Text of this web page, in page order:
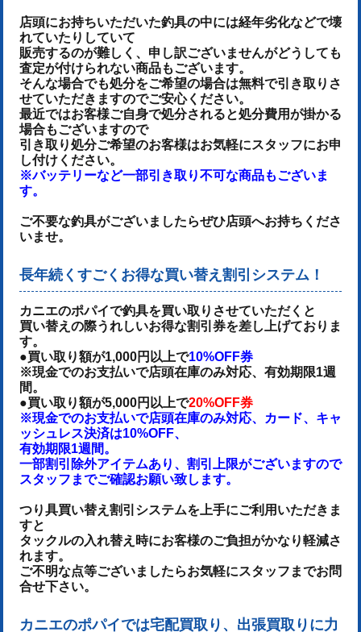
店頭にお持ちいただいた釣具の中には経年劣化などで壊
れていたりしていて
販売するのが難しく、申し訳ございませんがどうしても
査定が付けられない商品もございます。
そんな場合でも処分をご希望の場合は無料で引き取りさ
せていただきますのでご安心ください。
最近ではお客様ご自身で処分されると処分費用が掛かる
場合もございますので
引き取り処分ご希望のお客様はお気軽にスタッフにお申
し付けください。
※バッテリーなど一部引き取り不可な商品もございま
す。
ご不要な釣具がございましたらぜひ店頭へお持ちくださ
いませ。
長年続くすごくお得な買い替え割引システム！
カニエのポパイで釣具を買い取りさせていただくと
買い替えの際うれしいお得な割引券を差し上げておりま
す。
●買い取り額が1,000円以上で10%OFF券
※現金でのお支払いで店頭在庫のみ対応、有効期限1週
間。
●買い取り額が5,000円以上で20%OFF券
※現金でのお支払いで店頭在庫のみ対応、カード、キャ
ッシュレス決済は10%OFF、
有効期限1週間。
一部割引除外アイテムあり、割引上限がございますので
スタッフまでご確認お願い致します。
つり具買い替え割引システムを上手にご利用いただきま
すと
タックルの入れ替え時にお客様のご負担がかなり軽減さ
れます。
ご不明な点等ございましたらお気軽にスタッフまでお問
合せ下さい。
カニエのポパイでは宅配買取り、出張買取りに力